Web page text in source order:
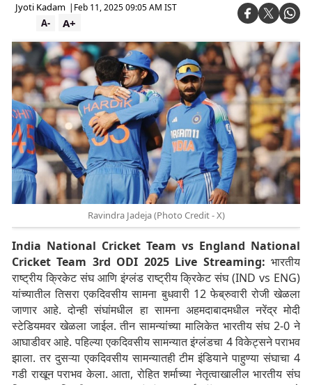
Jyoti Kadam | Feb 11, 2025 09:05 AM IST
A+
A-
Ravindra Jadeja (Photo Credit - X)
India National Cricket Team vs England National
Cricket Team 3rd ODI 2025 Live Streaming: भारतीय
राष्ट्रीय क्रिकेट संघ आणि इंग्लंड राष्ट्रीय क्रिकेट संघ (IND vs ENG)
यांच्यातील तिसरा एकदिवसीय सामना बुधवारी 12 फेब्रुवारी रोजी खेळला
जाणार आहे. दोन्ही संघांमधील हा सामना अहमदाबादमधील नरेंद्र मोदी
स्टेडियमवर खेळला जाईल. तीन सामन्यांच्या मालिकेत भारतीय संघ 2-0 ने
आघाडीवर आहे. पहिल्या एकदिवसीय सामन्यात इंग्लंडचा 4 विकेट्सने पराभव
झाला. तर दुसऱ्या एकदिवसीय सामन्यातही टीम इंडियाने पाहुण्या संघाचा 4
गडी राखून पराभव केला. आता, रोहित शर्माच्या नेतृत्वाखालील भारतीय संघ